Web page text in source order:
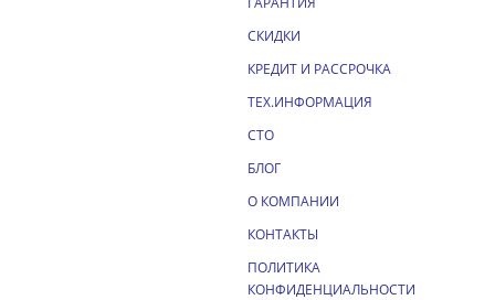
СКИДКИ
КРЕДИТ И РАССРОЧКА
ТЕХ.ИНФОРМАЦИЯ
СТО
БЛОГ
О КОМПАНИИ
КОНТАКТЫ
ПОЛИТИКА
КОНФИДЕНЦИАЛЬНОСТИ